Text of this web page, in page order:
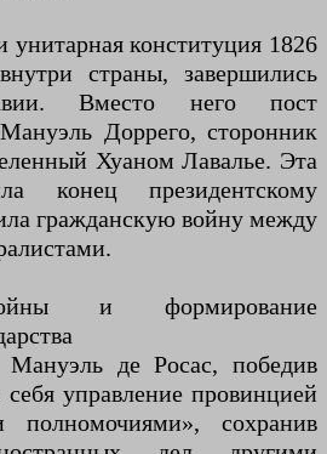
унитарная конституция 1826
страны, завершились
Вместо него пост
Доррего, сторонник
Хуаном Лавалье. Эта
конец президентскому
гражданскую войну между
и формирование
де Росас, победив
управление провинцией
полномочиями», сохранив